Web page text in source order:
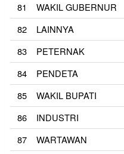
81
WAKIL GUBERNUR
82
LAINNYA
83
PETERNAK
84
PENDETA
85
WAKIL BUPATI
86
INDUSTRI
87
WARTAWAN